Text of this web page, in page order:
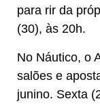
para rir da
(30), às 20h.
No Náutico, o
salões e
junino. Sexta